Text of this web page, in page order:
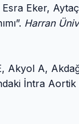
Eker,
Harran
Akyol A,
İntra Aortik